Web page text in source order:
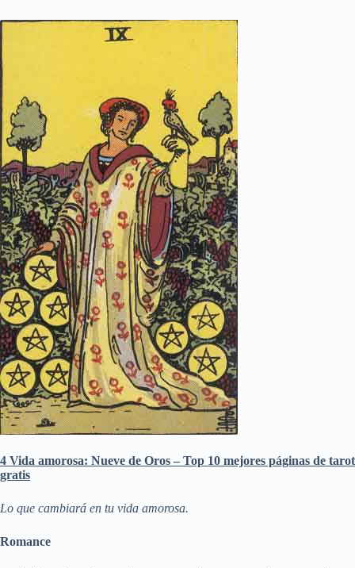
4 Vida amorosa: Nueve de Oros – Top 10 mejores páginas de tarot
gratis
Lo que cambiará en tu vida amorosa.
Romance